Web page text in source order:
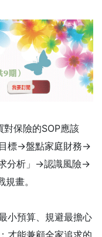
對保險的SOP應該
標→盤點家庭財務→
分析」→認識風險→
畫。
小預算、規避最擔心
才能兼顧全家追求的